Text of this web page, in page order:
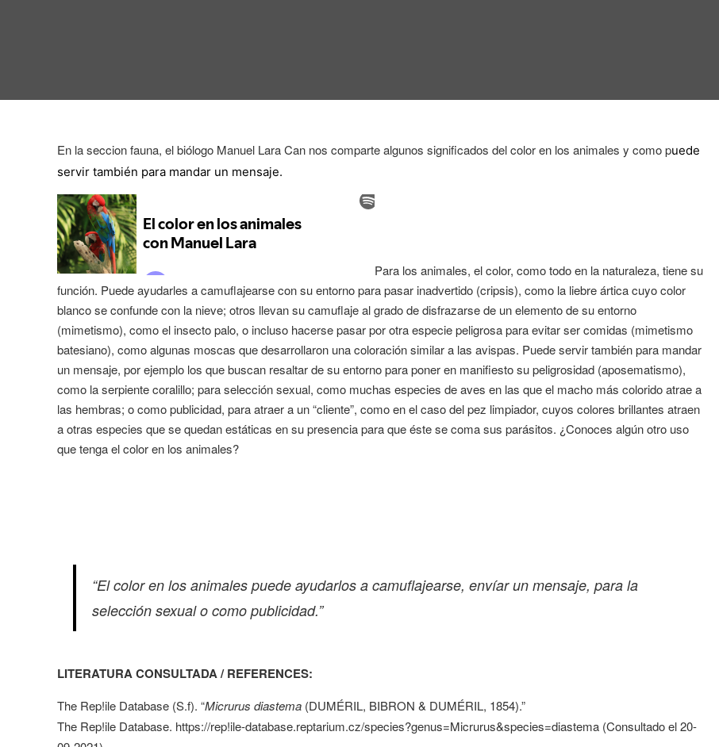
En la seccion fauna, el biólogo Manuel Lara Can nos comparte algunos significados del color en los animales y como puede
servir también para mandar un mensaje.
Para los animales, el color, como todo en la naturaleza, tiene su
función. Puede ayudarles a camuflajearse con su entorno para pasar inadvertido (cripsis), como la liebre ártica cuyo color
blanco se confunde con la nieve; otros llevan su camuflaje al grado de disfrazarse de un elemento de su entorno
(mimetismo), como el insecto palo, o incluso hacerse pasar por otra especie peligrosa para evitar ser comidas (mimetismo
batesiano), como algunas moscas que desarrollaron una coloración similar a las avispas. Puede servir también para mandar
un mensaje, por ejemplo los que buscan resaltar de su entorno para poner en manifiesto su peligrosidad (aposematismo),
como la serpiente coralillo; para selección sexual, como muchas especies de aves en las que el macho más colorido atrae a
las hembras; o como publicidad, para atraer a un “cliente”, como en el caso del pez limpiador, cuyos colores brillantes atraen
a otras especies que se quedan estáticas en su presencia para que éste se coma sus parásitos. ¿Conoces algún otro uso
que tenga el color en los animales?
“El color en los animales puede ayudarlos a camuflajearse, envíar un mensaje, para la
selección sexual o como publicidad.”
LITERATURA CONSULTADA / REFERENCES:
The Rep!ile Database (S.f). “Micrurus diastema (DUMÉRIL, BIBRON & DUMÉRIL, 1854).”
The Rep!ile Database. https://rep!ile-database.reptarium.cz/species?genus=Micrurus&species=diastema (Consultado el 20-